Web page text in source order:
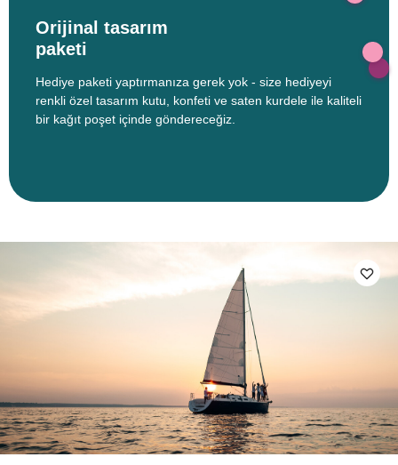
Orijinal tasarım
paketi
Hediye paketi yaptırmanıza gerek yok - size hediyeyi
renkli özel tasarım kutu, konfeti ve saten kurdele ile kaliteli
bir kağıt poşet içinde göndereceğiz.